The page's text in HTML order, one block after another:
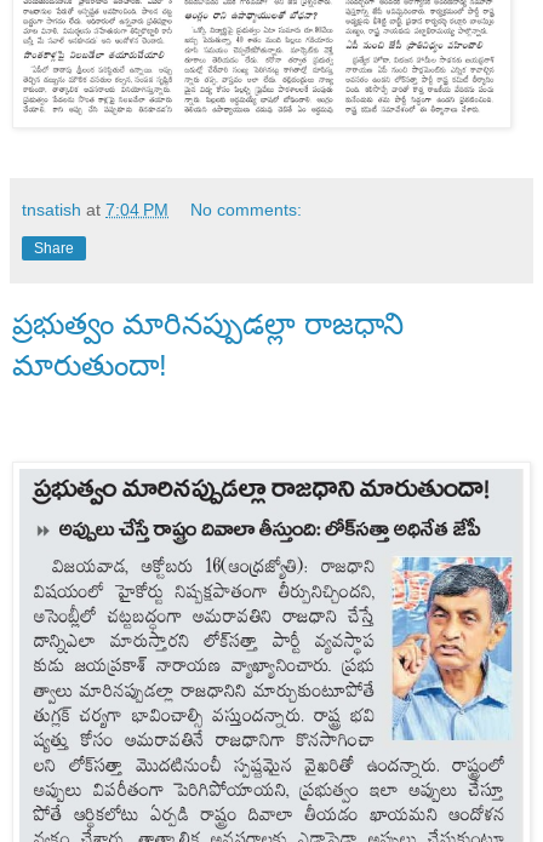
tnsatish at 7:04 PM No comments:
Share
ప్రభుత్వం మారినప్పుడల్లా రాజధాని
మారుతుందా!